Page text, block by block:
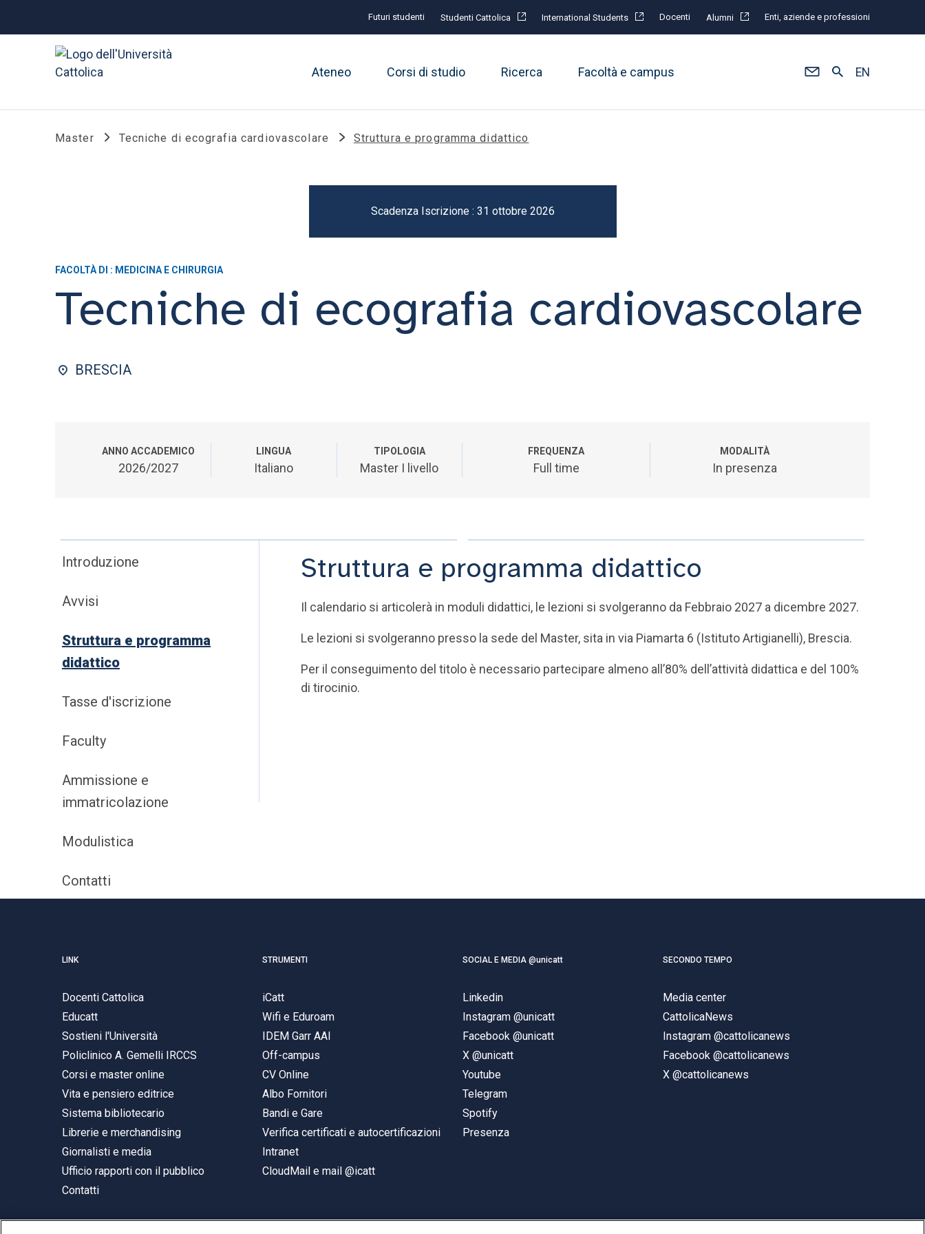
Futuri studenti Studenti Cattolica International Students Docenti Alumni Enti, aziende e professioni
Ateneo Corsi di studio Ricerca Facoltà e campus EN
Master Tecniche di ecografia cardiovascolare Struttura e programma didattico
Scadenza Iscrizione : 31 ottobre 2026
FACOLTÀ DI : MEDICINA E CHIRURGIA
Tecniche di ecografia cardiovascolare
BRESCIA
ANNO ACCADEMICO
2026/2027
LINGUA
Italiano
TIPOLOGIA
Master I livello
FREQUENZA
Full time
MODALITÀ
In presenza
Introduzione
Avvisi
Struttura e programma
didattico
Tasse d'iscrizione
Faculty
Ammissione e
immatricolazione
Modulistica
Contatti
Struttura e programma didattico
Il calendario si articolerà in moduli didattici, le lezioni si svolgeranno da Febbraio 2027 a dicembre 2027.
Le lezioni si svolgeranno presso la sede del Master, sita in via Piamarta 6 (Istituto Artigianelli), Brescia.
Per il conseguimento del titolo è necessario partecipare almeno all’80% dell’attività didattica e del 100%
di tirocinio.
LINK
Docenti Cattolica
Educatt
Sostieni l'Università
Policlinico A. Gemelli IRCCS
Corsi e master online
Vita e pensiero editrice
Sistema bibliotecario
Librerie e merchandising
Giornalisti e media
Ufficio rapporti con il pubblico
Contatti
STRUMENTI
iCatt
Wifi e Eduroam
IDEM Garr AAI
Off-campus
CV Online
Albo Fornitori
Bandi e Gare
Verifica certificati e autocertificazioni
Intranet
CloudMail e mail @icatt
SOCIAL E MEDIA @unicatt
Linkedin
Instagram @unicatt
Facebook @unicatt
X @unicatt
Youtube
Telegram
Spotify
Presenza
SECONDO TEMPO
Media center
CattolicaNews
Instagram @cattolicanews
Facebook @cattolicanews
X @cattolicanews